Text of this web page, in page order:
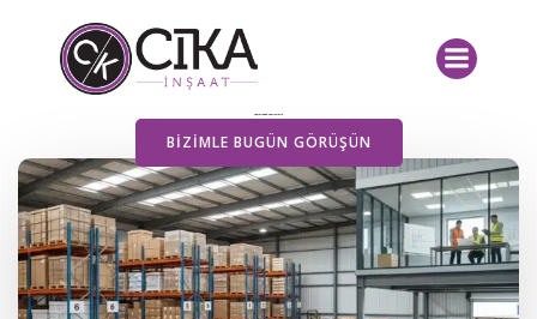
BIZIMLE BUGÜN GÖRÜŞÜN
Yayımlanan Yazılarımız